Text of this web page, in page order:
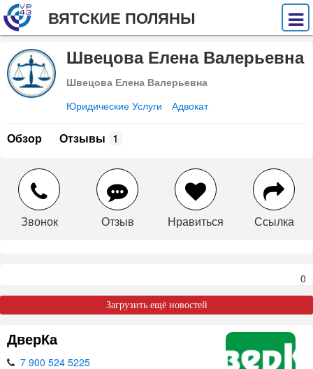
ВЯТСКИЕ ПОЛЯНЫ
Швецова Елена Валерьевна
Швецова Елена Валерьевна
Юридические Услуги Адвокат
Обзор Отзывы 1
Звонок Отзыв Нравиться Ссылка
0
Загрузить ещё новостей
ДверКа
7 900 524 5225